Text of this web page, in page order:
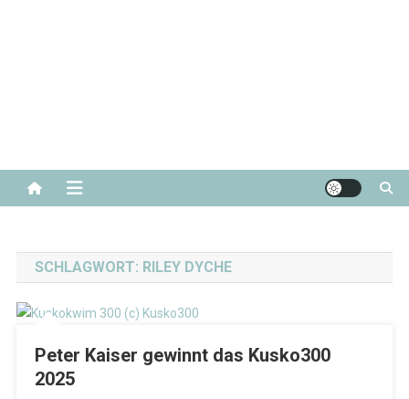
SCHLAGWORT: RILEY DYCHE
Peter Kaiser gewinnt das Kusko300
2025